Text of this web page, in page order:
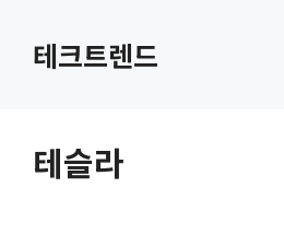
테크트렌드
테슬라